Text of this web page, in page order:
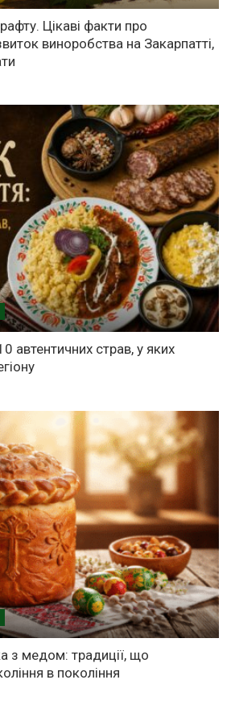
Цікаві факти про
виноробства на Закарпатті,
автентичних страв, у яких
з медом: традиції, що
в покоління